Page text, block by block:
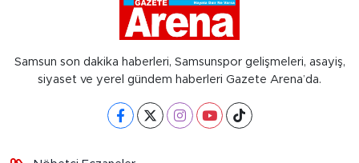
Samsun son dakika haberleri, Samsunspor gelişmeleri, asayiş,
siyaset ve yerel gündem haberleri Gazete Arena’da.